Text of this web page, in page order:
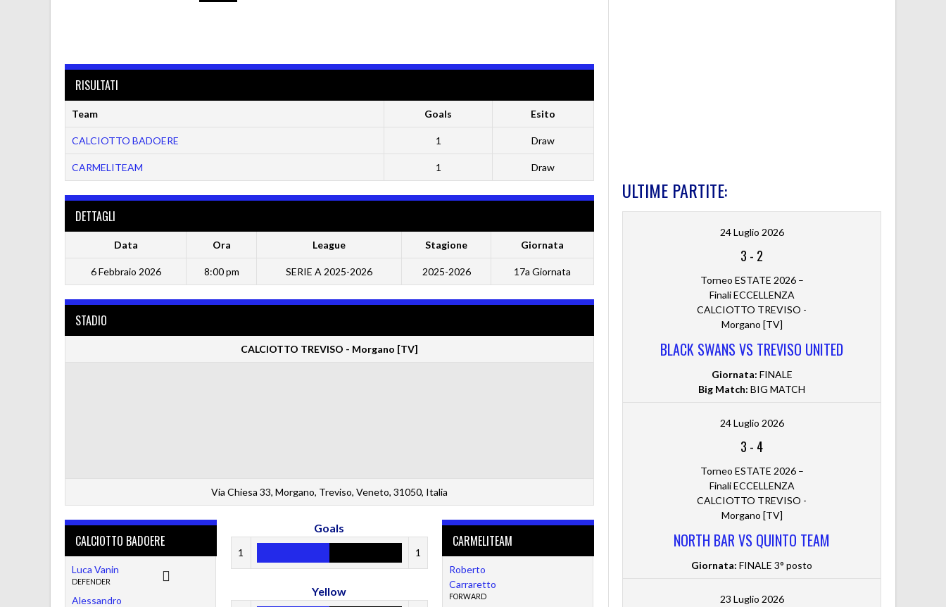
RISULTATI
Team Goals Esito
CALCIOTTO BADOERE 1 Draw
CARMELITEAM 1 Draw
DETTAGLI
Data Ora League Stagione Giornata
6 Febbraio 2026 8:00 pm SERIE A 2025-2026 2025-2026 17a Giornata
STADIO
CALCIOTTO TREVISO - Morgano [TV]
Via Chiesa 33, Morgano, Treviso, Veneto, 31050, Italia
CALCIOTTO BADOERE
Luca Vanin
DEFENDER
Alessandro
CARMELITEAM
Roberto
Carraretto
FORWARD
Goals
1 1
Yellow
ULTIME PARTITE:
24 Luglio 2026
3 - 2
Torneo ESTATE 2026 –
Finali ECCELLENZA
CALCIOTTO TREVISO -
Morgano [TV]
BLACK SWANS VS TREVISO UNITED
Giornata: FINALE
Big Match: BIG MATCH
24 Luglio 2026
3 - 4
Torneo ESTATE 2026 –
Finali ECCELLENZA
CALCIOTTO TREVISO -
Morgano [TV]
NORTH BAR VS QUINTO TEAM
Giornata: FINALE 3° posto
23 Luglio 2026